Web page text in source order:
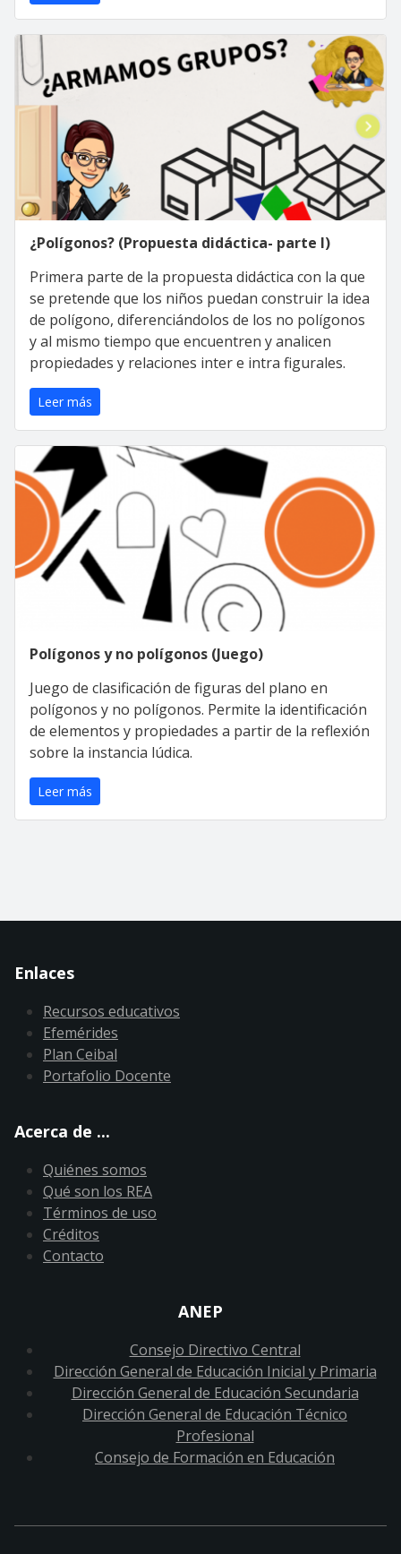
¿Polígonos? (Propuesta didáctica- parte I)
Primera parte de la propuesta didáctica con la que
se pretende que los niños puedan construir la idea
de polígono, diferenciándolos de los no polígonos
y al mismo tiempo que encuentren y analicen
propiedades y relaciones inter e intra figurales.
Leer más
Polígonos y no polígonos (Juego)
Juego de clasificación de figuras del plano en
polígonos y no polígonos. Permite la identificación
de elementos y propiedades a partir de la reflexión
sobre la instancia lúdica.
Leer más
Enlaces
Recursos educativos
Efemérides
Plan Ceibal
Portafolio Docente
Acerca de ...
Quiénes somos
Qué son los REA
Términos de uso
Créditos
Contacto
ANEP
Consejo Directivo Central
Dirección General de Educación Inicial y Primaria
Dirección General de Educación Secundaria
Dirección General de Educación Técnico
Profesional
Consejo de Formación en Educación